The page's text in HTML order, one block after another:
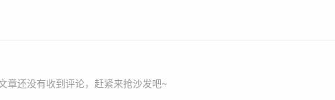
章还没有收到评论，赶紧来抢沙发吧~